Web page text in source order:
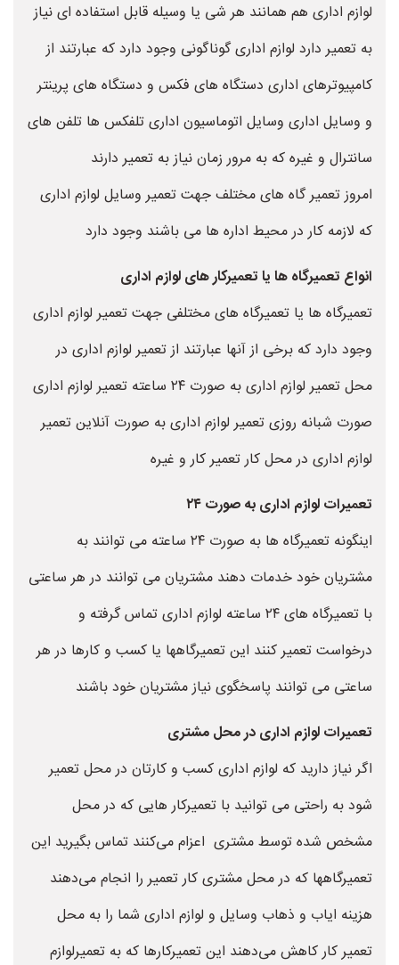
لوازم اداری هم همانند هر شی یا وسیله قابل استفاده ای نیاز
به تعمیر دارد لوازم اداری گوناگونی وجود دارد که عبارتند از
کامپیوترهای اداری دستگاه های فکس و دستگاه های پرینتر
و وسایل اداری وسایل اتوماسیون اداری تلفکس ها تلفن های
سانترال و غیره که به مرور زمان نیاز به تعمیر دارند
امروز تعمیر گاه های مختلف جهت تعمیر وسایل لوازم اداری
که لازمه کار در محیط اداره ها می باشند وجود دارد
انواع تعمیرگاه ها یا تعمیرکار های لوازم اداری
تعمیرگاه ها یا تعمیرگاه های مختلفی جهت تعمیر لوازم اداری
وجود دارد که برخی از آنها عبارتند از تعمیر لوازم اداری در
محل تعمیر لوازم اداری به صورت ۲۴ ساعته تعمیر لوازم اداری
صورت شبانه روزی تعمیر لوازم اداری به صورت آنلاین تعمیر
لوازم اداری در محل کار تعمیر کار و غیره
تعمیرات لوازم اداری به صورت ۲۴
اینگونه تعمیرگاه ها به صورت ۲۴ ساعته می توانند به
مشتریان خود خدمات دهند مشتریان می توانند در هر ساعتی
با تعمیرگاه های ۲۴ ساعته لوازم اداری تماس گرفته و
درخواست تعمیر کنند این تعمیرگاهها یا کسب و کارها در هر
ساعتی می توانند پاسخگوی نیاز مشتریان خود باشند
تعمیرات لوازم اداری در محل مشتری
اگر نیاز دارید که لوازم اداری کسب و کارتان در محل تعمیر
شود به راحتی می توانید با تعمیرکار هایی که در محل
مشخص شده توسط مشتری اعزام می‌کنند تماس بگیرید این
تعمیرگاهها که در محل مشتری کار تعمیر را انجام می‌دهند
هزینه ایاب و ذهاب وسایل و لوازم اداری شما را به محل
تعمیر کار کاهش می‌دهند این تعمیرکارها که به تعمیرلوازم